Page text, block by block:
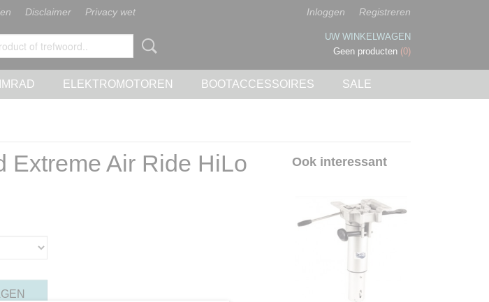
Disclaimer Privacy wet Inloggen Registreren
UW WINKELWAGEN
Geen producten (0)
ELEKTROMOTOREN BOOTACCESSOIRES SALE
Extreme Air Ride HiLo Ook interessant